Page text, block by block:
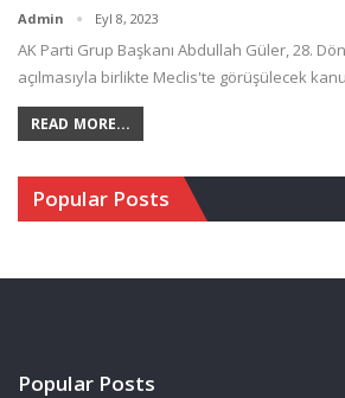
Admin Eyl 8, 2023
AK Parti Grup Başkanı Abdullah Güler, 28.
açılmasıyla birlikte Meclis'te görüşülecek
READ MORE...
Popular Posts
Popular Posts